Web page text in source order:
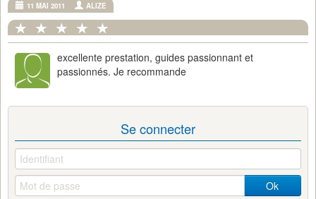
11 MAI 2011 ALIZE
excellente prestation, guides passionnant et
passionnés. Je recommande
Se connecter
Ok